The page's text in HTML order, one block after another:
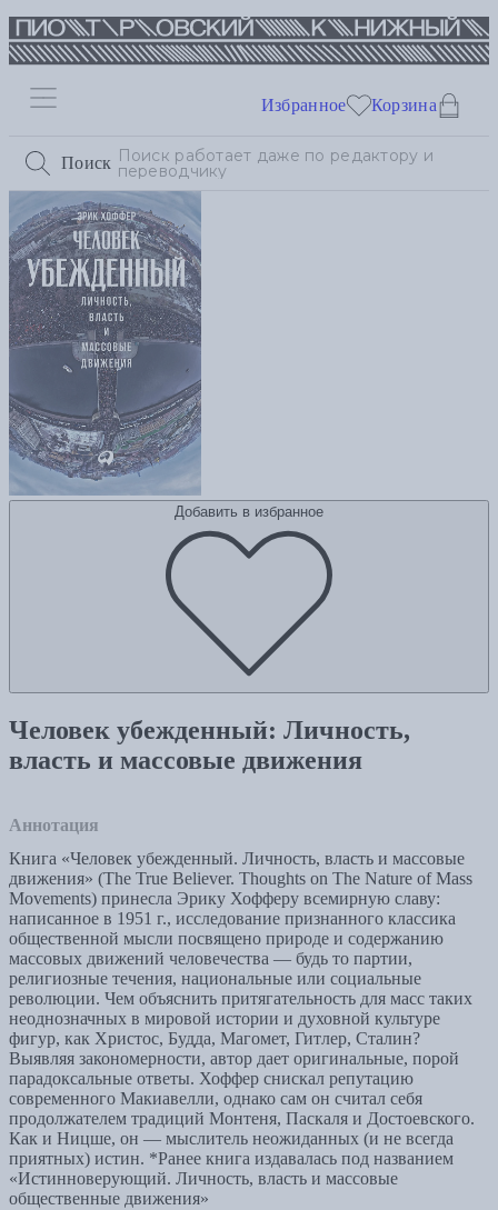
Поиск
Избранное Корзина
Добавить в избранное
Человек убежденный: Личность,
власть и массовые движения
Аннотация
Книга «Человек убежденный. Личность, власть и массовые
движения» (The True Believer. Thoughts on The Nature of Mass
Movements) принесла Эрику Хофферу всемирную славу:
написанное в 1951 г., исследование признанного классика
общественной мысли посвящено природе и содержанию
массовых движений человечества — будь то партии,
религиозные течения, национальные или социальные
революции. Чем объяснить притягательность для масс таких
неоднозначных в мировой истории и духовной культуре
фигур, как Христос, Будда, Магомет, Гитлер, Сталин?
Выявляя закономерности, автор дает оригинальные, порой
парадоксальные ответы. Хоффер снискал репутацию
современного Макиавелли, однако сам он считал себя
продолжателем традиций Монтеня, Паскаля и Достоевского.
Как и Ницше, он — мыслитель неожиданных (и не всегда
приятных) истин. *Ранее книга издавалась под названием
«Истинноверующий. Личность, власть и массовые
общественные движения»